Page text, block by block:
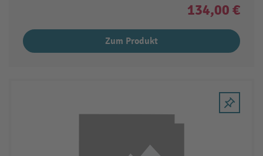
134,00 €
Zum Produkt